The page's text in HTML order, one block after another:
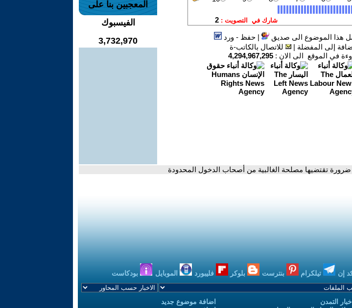
هذا الموضوع الى صديق |حفظ - ورد
إلى المفضلة |
للاتصال بالكاتب-ة
في الموقع الى الان : 4,294,967,295
المعجبين بنا على
الفيسبوك
3,732,970
تقتضيها مصلحة الغالبية من أصحاب الدخول المحدودة
إن تيلكرام بنترست بلوكر فليبورد الموبايل بودكاست
اخبار التمدن
اضافة موضوع جديد